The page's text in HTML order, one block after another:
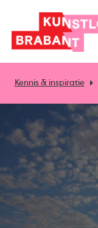
Kennis & inspiratie